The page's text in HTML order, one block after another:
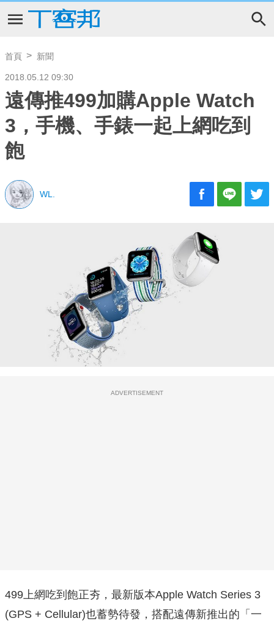
首頁 新聞
2018.05.12 09:30
遠傳推499加購Apple Watch
3，手機、手錶一起上網吃到
飽
WL.
ADVERTISEMENT
499上網吃到飽正夯，最新版本Apple Watch Series 3
(GPS + Cellular)也蓄勢待發，搭配遠傳新推出的「一